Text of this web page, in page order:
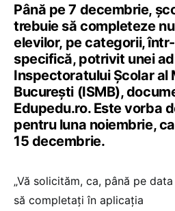
Până pe 7 decembrie,
trebuie să completeze
elevilor, pe categorii,
specifică, potrivit unei
Inspectoratului Școlar al
București (ISMB),
Edupedu.ro. Este vorba
pentru luna noiembrie,
15 decembrie.
„Vă solicităm, ca, până pe
să completați în aplicația